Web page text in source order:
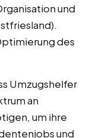
und
des
Umzugshelfer
an
um ihre
und